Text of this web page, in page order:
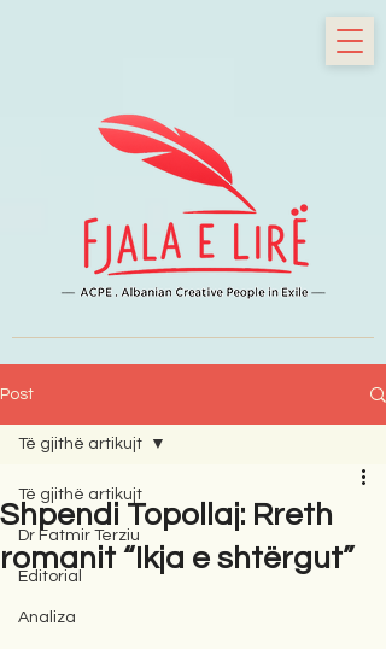
Post
Të gjithë artikujt
Dr Fatmir Terziu
Editorial
Analiza
Të gjithë artikujt
Shpendi Topollaj: Rreth
romanit “Ikja e shtërgut”